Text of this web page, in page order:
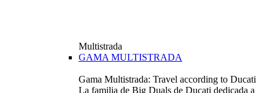
Multistrada
GAMA MULTISTRADA
Gama Multistrada: Travel according to Ducati
La familia de Big Duals de Ducati dedicada a